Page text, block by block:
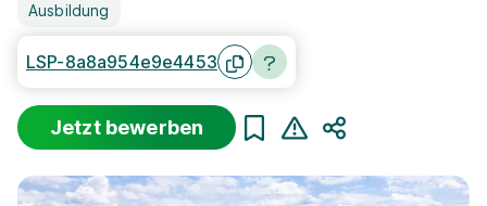
Ausbildung
LSP-8a8a954e9e4453
Jetzt bewerben